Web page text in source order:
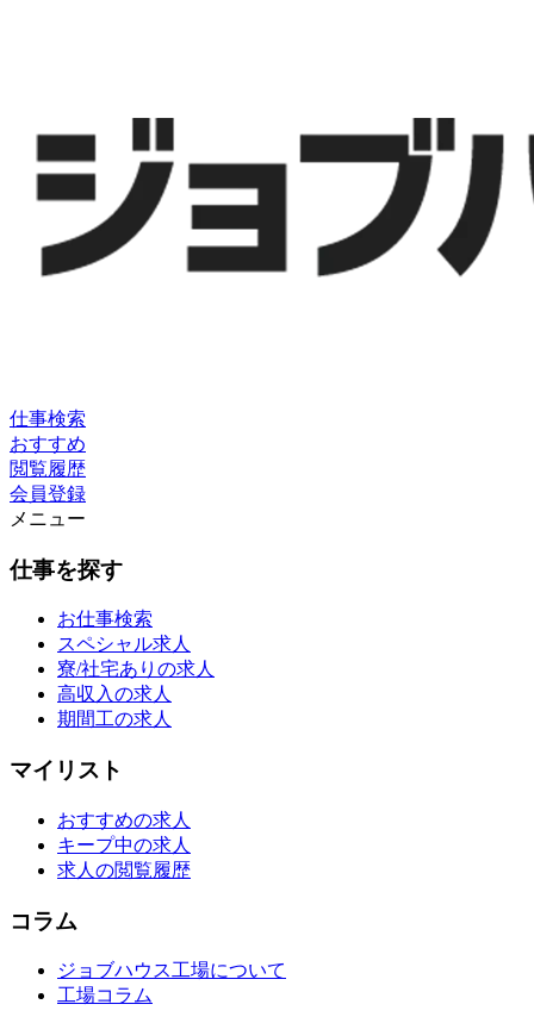
仕事検索
おすすめ
閲覧履歴
会員登録
メニュー
仕事を探す
お仕事検索
スペシャル求人
寮/社宅ありの求人
高収入の求人
期間工の求人
マイリスト
おすすめの求人
キープ中の求人
求人の閲覧履歴
コラム
ジョブハウス工場について
工場コラム